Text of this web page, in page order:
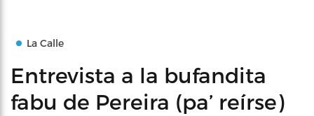
La Calle
Entrevista a la bufandita
fabu de Pereira (pa’ reírse)